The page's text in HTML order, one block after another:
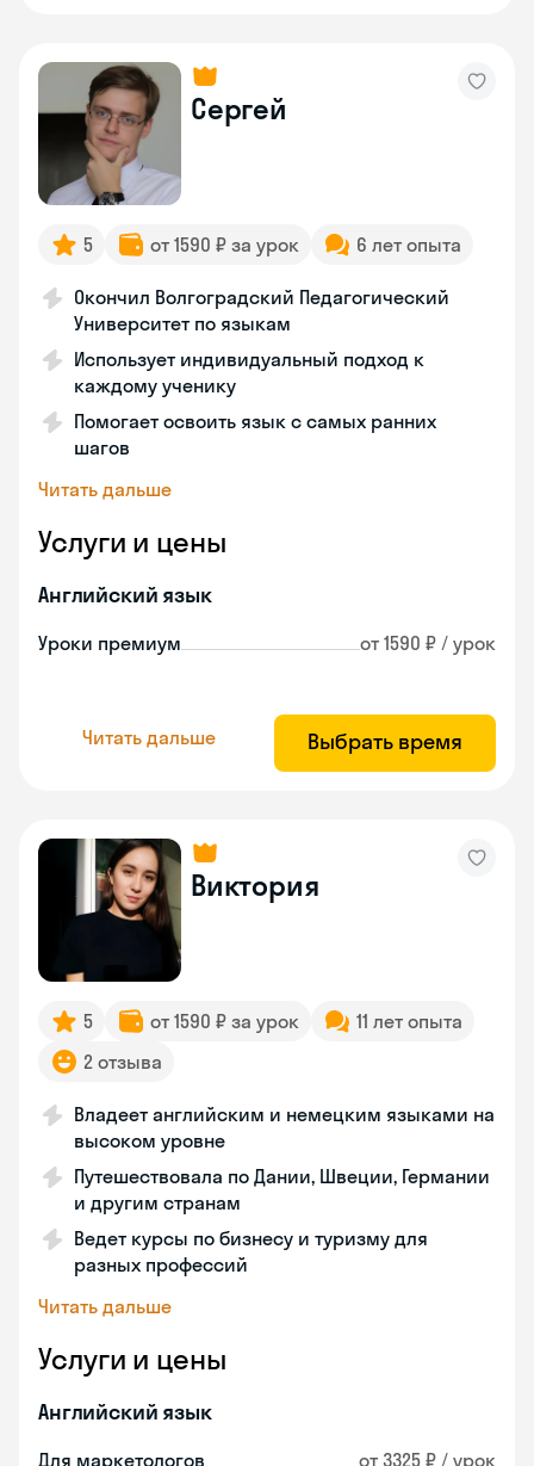
Сергей
5 от 1590 ₽ за урок 6 лет опыта
Окончил Волгоградский Педагогический
Университет по языкам
Использует индивидуальный подход к
каждому ученику
Помогает освоить язык с самых ранних
шагов
Читать дальше
Услуги и цены
Английский язык
Уроки премиум от 1590 ₽ / урок
Читать дальше Выбрать время
Виктория
5 от 1590 ₽ за урок
11 лет опыта
2 отзыва
Владеет английским и немецким языками на
высоком уровне
Путешествовала по Дании, Швеции, Германии
и другим странам
Ведет курсы по бизнесу и туризму для
разных профессий
Читать дальше
Услуги и цены
Английский язык
Для маркетологов от 3325 ₽ / урок